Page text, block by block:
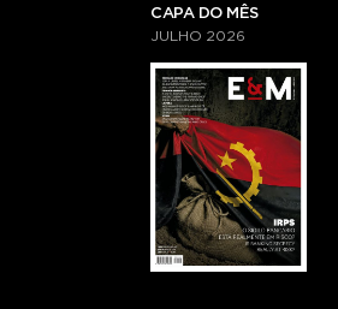
CAPA DO MÊS
JULHO 2026